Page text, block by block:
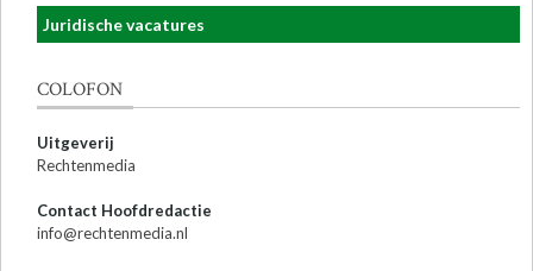
Juridische vacatures
COLOFON
Uitgeverij
Rechtenmedia
Contact Hoofdredactie
info@rechtenmedia.nl